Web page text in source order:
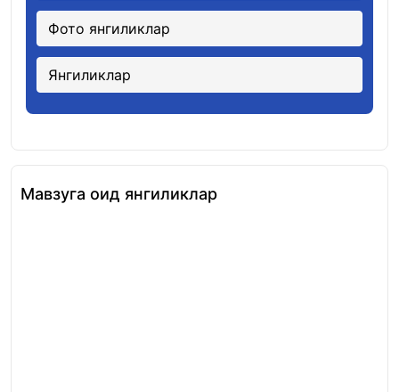
Фото янгиликлар
Янгиликлар
Мавзуга оид янгиликлар